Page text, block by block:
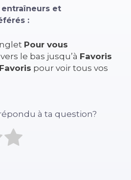
et
:
Pour vous
le bas jusqu’à Favoris
Favoris pour voir tous vos
à ta question?